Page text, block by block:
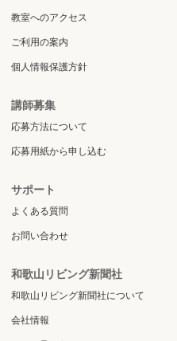
教室へのアクセス
ご利用の案内
個人情報保護方針
講師募集
応募方法について
応募用紙から申し込む
サポート
よくある質問
お問い合わせ
和歌山リビング新聞社
和歌山リビング新聞社について
会社情報